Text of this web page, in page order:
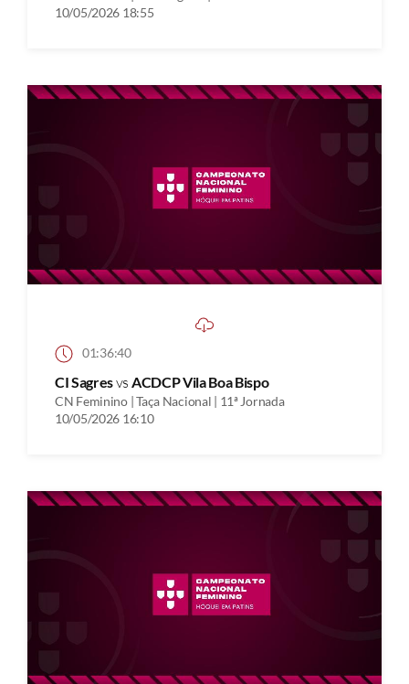
10/05/2026 18:55
01:36:40
CI Sagresvs ACDCP Vila Boa Bispo
CN Feminino | Taça Nacional | 11ª Jornada
10/05/2026 16:10